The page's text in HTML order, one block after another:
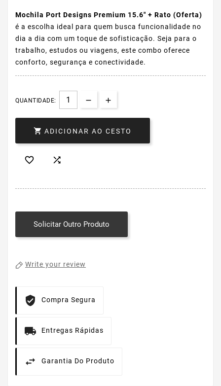
Mochila Port Designs Premium 15.6" + Rato (Oferta)
é a escolha ideal para quem busca funcionalidade no
dia a dia com um toque de sofisticação. Seja para o
trabalho, estudos ou viagens, este combo oferece
conforto, segurança e conectividade.
QUANTIDADE:
 ADICIONAR AO CESTO
 
Solicitar Outro Produto
Write your review
Compra Segura
Entregas Rápidas
Garantia Do Produto